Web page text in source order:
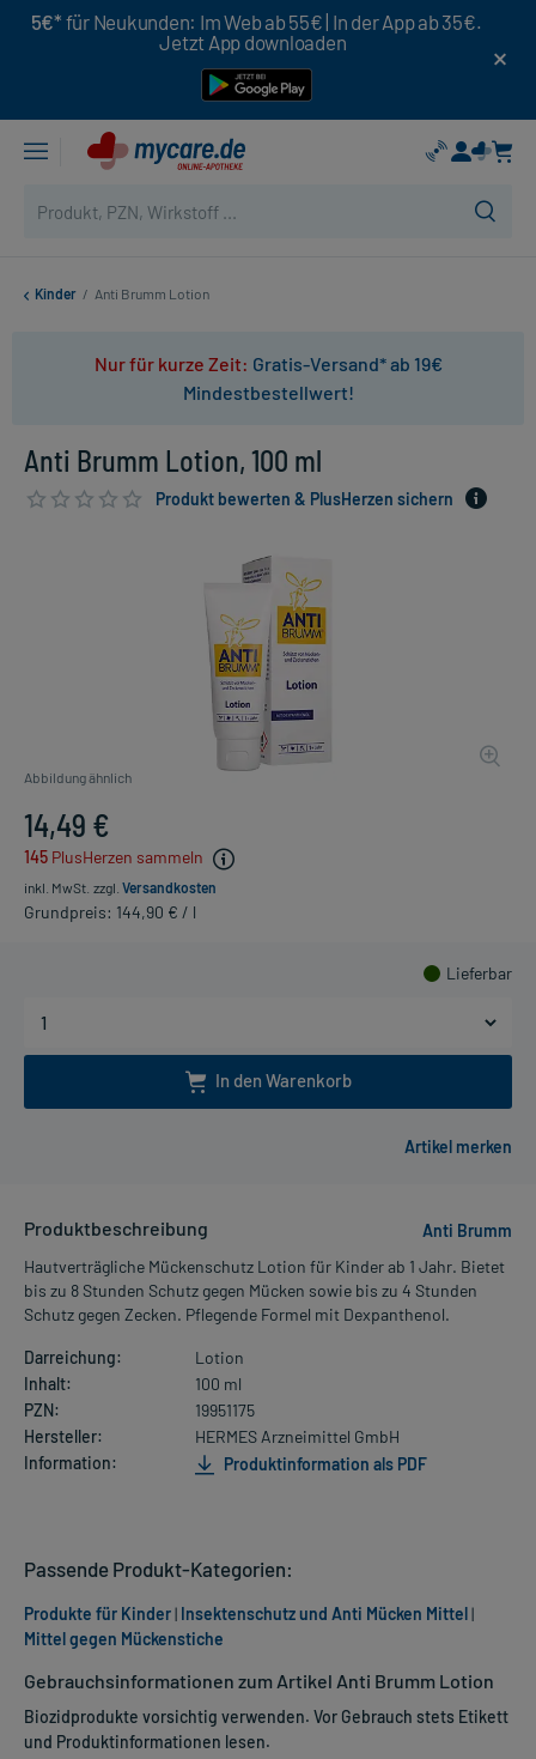
5€* für Neukunden: Im Web ab 55€ | In der App ab 35€.
Jetzt App downloaden
Kinder / Anti Brumm Lotion
Nur für kurze Zeit: Gratis-Versand* ab 19€
Mindestbestellwert!
Anti Brumm Lotion, 100 ml
Produkt bewerten & PlusHerzen sichern
Abbildung ähnlich
14,49 €
145 PlusHerzen sammeln
inkl. MwSt. zzgl. Versandkosten
Grundpreis: 144,90 € / l
Lieferbar
In den Warenkorb
Produktbeschreibung
Anti Brumm
Hautverträgliche Mückenschutz Lotion für Kinder ab 1 Jahr. Bietet
bis zu 8 Stunden Schutz gegen Mücken sowie bis zu 4 Stunden
Schutz gegen Zecken. Pflegende Formel mit Dexpanthenol.
Darreichung:
Lotion
Inhalt:
100 ml
PZN:
19951175
Hersteller:
HERMES Arzneimittel GmbH
Information:
Produktinformation als PDF
Gebrauchsinformationen zum Artikel Anti Brumm Lotion
Biozidprodukte vorsichtig verwenden. Vor Gebrauch stets Etikett
und Produktinformationen lesen.
Passende Produkt-Kategorien:
Produkte für Kinder| Insektenschutz und Anti Mücken Mittel|
Mittel gegen Mückenstiche